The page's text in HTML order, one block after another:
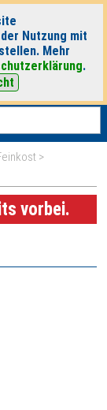
Nutzung mit
Mehr
.
|
>
vorbei.